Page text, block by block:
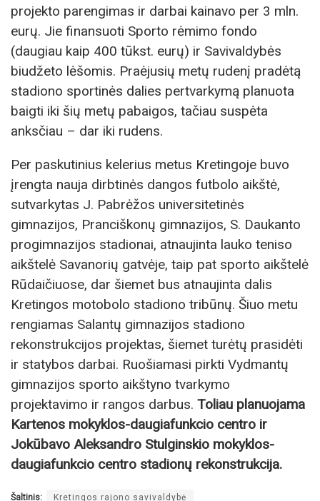
projekto parengimas ir darbai kainavo per 3 mln.
eurų. Jie finansuoti Sporto rėmimo fondo
(daugiau kaip 400 tūkst. eurų) ir Savivaldybės
biudžeto lėšomis. Praėjusių metų rudenį pradėtą
stadiono sportinės dalies pertvarkymą planuota
baigti iki šių metų pabaigos, tačiau suspėta
anksčiau – dar iki rudens.
Per paskutinius kelerius metus Kretingoje buvo
įrengta nauja dirbtinės dangos futbolo aikštė,
sutvarkytas J. Pabrėžos universitetinės
gimnazijos, Pranciškonų gimnazijos, S. Daukanto
progimnazijos stadionai, atnaujinta lauko teniso
aikštelė Savanorių gatvėje, taip pat sporto aikštelė
Rūdaičiuose, dar šiemet bus atnaujinta dalis
Kretingos motobolo stadiono tribūnų. Šiuo metu
rengiamas Salantų gimnazijos stadiono
rekonstrukcijos projektas, šiemet turėtų prasidėti
ir statybos darbai. Ruošiamasi pirkti Vydmantų
gimnazijos sporto aikštyno tvarkymo
projektavimo ir rangos darbus. Toliau planuojama
Kartenos mokyklos-daugiafunkcio centro ir
Jokūbavo Aleksandro Stulginskio mokyklos-
daugiafunkcio centro stadionų rekonstrukcija.
Šaltinis: Kretingos rajono savivaldybė